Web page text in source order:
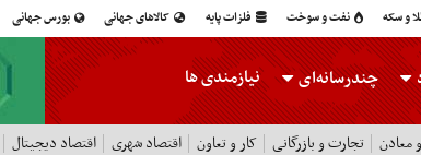
و سکه نفت و سوخت فلزات پایه کالاهای جهانی بورس جهانی
چندرسانه‌ای نیازمندی ها
معادن تجارت و بازرگانی کار و تعاون اقتصاد شهری اقتصاد دیجیتال